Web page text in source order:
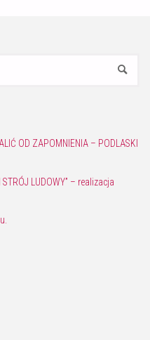
SZUKAJ
OD ZAPOMNIENIA – PODLASKI
LUDOWY” – realizacja